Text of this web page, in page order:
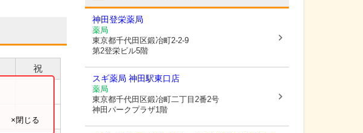
祝
×閉じる
神田登栄薬局
薬局
東京都千代田区鍛冶町2-2-9
第2登栄ビル5階
スギ薬局 神田駅東口店
薬局
東京都千代田区鍛冶町二丁目2番2号
神田パークプラザ1階